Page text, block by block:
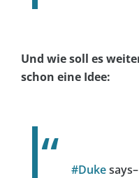
Und wie soll es
schon eine Idee:
#Duke